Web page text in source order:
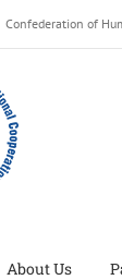
Confederation of
About Us